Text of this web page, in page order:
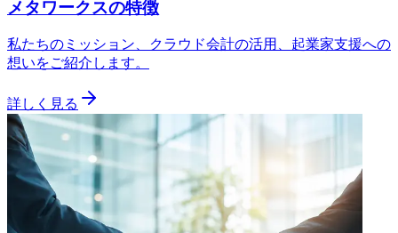
メタワークスの特徴
私たちのミッション、クラウド会計の活用、起業家支援への
想いをご紹介します。
詳しく見る